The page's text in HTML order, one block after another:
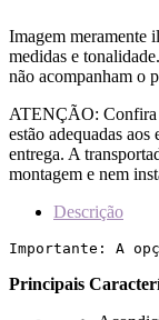
Imagem meramente
medidas e
não acompanham o
ATENÇÃO: Confira
estão adequadas
entrega. A
montagem e nem
Descrição
Importante: A
Principais